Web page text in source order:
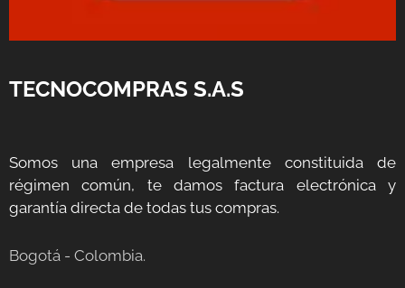
TECNOCOMPRAS S.A.S
Somos una empresa legalmente constituida de
régimen común, te damos factura electrónica y
garantía directa de todas tus compras.
Bogotá - Colombia.